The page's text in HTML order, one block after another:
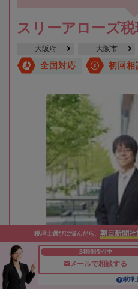
スリーアローズ
大阪府 大阪市
全国対応 初回相
税理士選びに悩んだら、 朝日新聞
24時間受付中
メールで相談する
税理